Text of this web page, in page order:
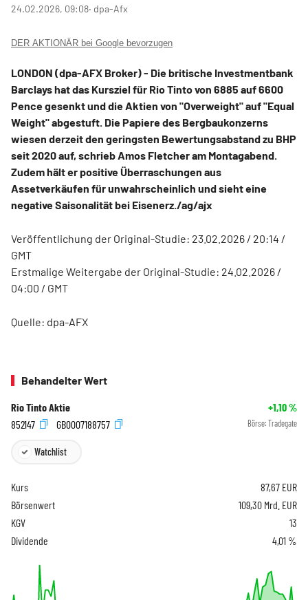
24.02.2026, 09:08‧ dpa-Afx
DER AKTIONÄR bei Google bevorzugen
LONDON (dpa-AFX Broker) - Die britische Investmentbank
Barclays hat das Kursziel für Rio Tintovon 6885 auf 6600
Pence gesenkt und die Aktien von "Overweight" auf "Equal
Weight" abgestuft. Die Papiere des Bergbaukonzerns
wiesen derzeit den geringsten Bewertungsabstand zu BHP
seit 2020 auf, schrieb Amos Fletcher am Montagabend.
Zudem hält er positive Überraschungen aus
Assetverkäufen für unwahrscheinlich und sieht eine
negative Saisonalität bei Eisenerz./ag/ajx
Veröffentlichung der Original-Studie: 23.02.2026 / 20:14 /
GMT
Erstmalige Weitergabe der Original-Studie: 24.02.2026 /
04:00 / GMT
Quelle: dpa-AFX
Behandelter Wert
Rio Tinto Aktie +1,10%
852147
GB0007188757 Börse: Tradegate
Watchlist
Kurs 87,67 EUR
Börsenwert
109,30 Mrd. EUR
KGV
13
Dividende
4,01 %